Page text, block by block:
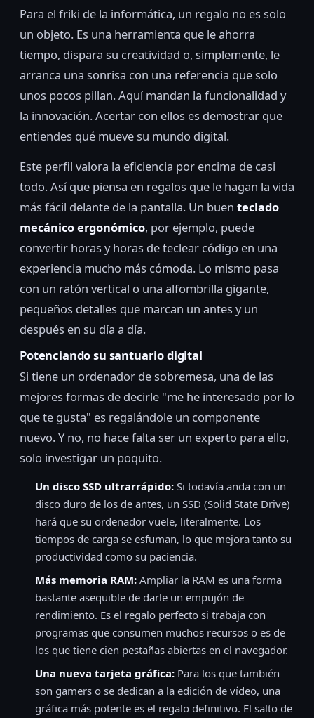
Para el friki de la informática, un regalo no es solo
un objeto. Es una herramienta que le ahorra
tiempo, dispara su creatividad o, simplemente, le
arranca una sonrisa con una referencia que solo
unos pocos pillan. Aquí mandan la funcionalidad y
la innovación. Acertar con ellos es demostrar que
entiendes qué mueve su mundo digital.
Este perfil valora la eficiencia por encima de casi
todo. Así que piensa en regalos que le hagan la vida
más fácil delante de la pantalla. Un buen teclado
mecánico ergonómico, por ejemplo, puede
convertir horas y horas de teclear código en una
experiencia mucho más cómoda. Lo mismo pasa
con un ratón vertical o una alfombrilla gigante,
pequeños detalles que marcan un antes y un
después en su día a día.
Potenciando su santuario digital
Si tiene un ordenador de sobremesa, una de las
mejores formas de decirle "me he interesado por lo
que te gusta" es regalándole un componente
nuevo. Y no, no hace falta ser un experto para ello,
solo investigar un poquito.
Un disco SSD ultrarrápido: Si todavía anda con un
disco duro de los de antes, un SSD (Solid State Drive)
hará que su ordenador vuele, literalmente. Los
tiempos de carga se esfuman, lo que mejora tanto su
productividad como su paciencia.
Más memoria RAM: Ampliar la RAM es una forma
bastante asequible de darle un empujón de
rendimiento. Es el regalo perfecto si trabaja con
programas que consumen muchos recursos o es de
los que tiene cien pestañas abiertas en el navegador.
Una nueva tarjeta gráfica: Para los que también
son gamers o se dedican a la edición de vídeo, una
gráfica más potente es el regalo definitivo. El salto de